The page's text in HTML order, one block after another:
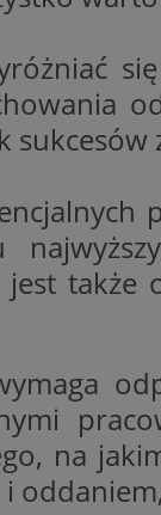
jest
na
CookieScriptConsent
Nazwa
_ga
tuuid_lu
Nazwa
__mguid_